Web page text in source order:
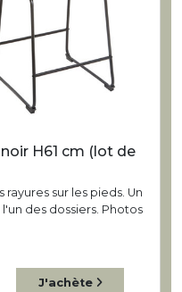
H61 cm (lot de
sur les pieds. Un
des dossiers. Photos
J'achète